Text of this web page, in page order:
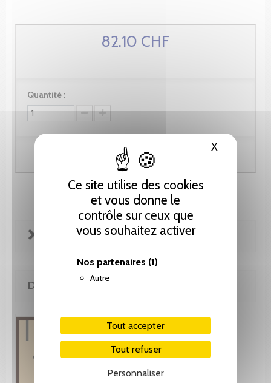
Ce site utilise des cookies
et vous donne le
contrôle sur ceux que
vous souhaitez activer
Nos partenaires (1)
Autre
Tout accepter
Tout refuser
Personnaliser
XMasquer
82.10 CHF
Quantité :
Ajouter au panier
FICHE TECHNIQUE
DE LA MÊME COLLECTION